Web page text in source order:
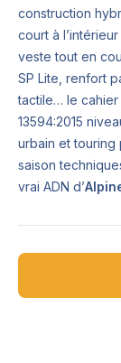
construction
court à
veste tout en
SP Lite, renfort
tactile… le cahier
13594:2015
urbain et touring
saison
vrai ADN d’